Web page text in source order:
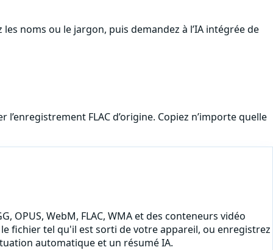
noms ou le jargon, puis demandez à l’IA intégrée de
FLAC d’origine. Copiez n’importe quelle
OPUS, WebM, FLAC, WMA et des conteneurs vidéo
fichier tel qu'il est sorti de votre appareil, ou enregistrez
automatique et un résumé IA.